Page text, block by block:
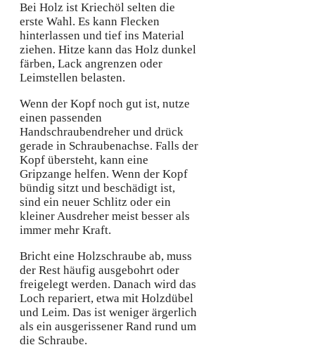
Bei Holz ist Kriechöl selten die
erste Wahl. Es kann Flecken
hinterlassen und tief ins Material
ziehen. Hitze kann das Holz dunkel
färben, Lack angrenzen oder
Leimstellen belasten.
Wenn der Kopf noch gut ist, nutze
einen passenden
Handschraubendreher und drück
gerade in Schraubenachse. Falls der
Kopf übersteht, kann eine
Gripzange helfen. Wenn der Kopf
bündig sitzt und beschädigt ist,
sind ein neuer Schlitz oder ein
kleiner Ausdreher meist besser als
immer mehr Kraft.
Bricht eine Holzschraube ab, muss
der Rest häufig ausgebohrt oder
freigelegt werden. Danach wird das
Loch repariert, etwa mit Holzdübel
und Leim. Das ist weniger ärgerlich
als ein ausgerissener Rand rund um
die Schraube.